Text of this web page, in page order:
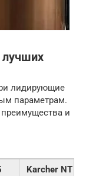
лучших
лидирующие
параметрам.
и
Karcher NT